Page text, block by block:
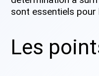
sont essentiels pour
Les